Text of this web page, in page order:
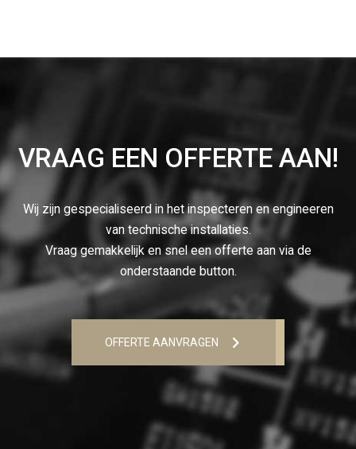
VRAAG EEN OFFERTE AAN!
Wij zijn gespecialiseerd in het inspecteren en engineeren
van technische installaties.
Vraag gemakkelijk en snel een offerte aan via de
onderstaande button.
OFFERTE AANVRAGEN